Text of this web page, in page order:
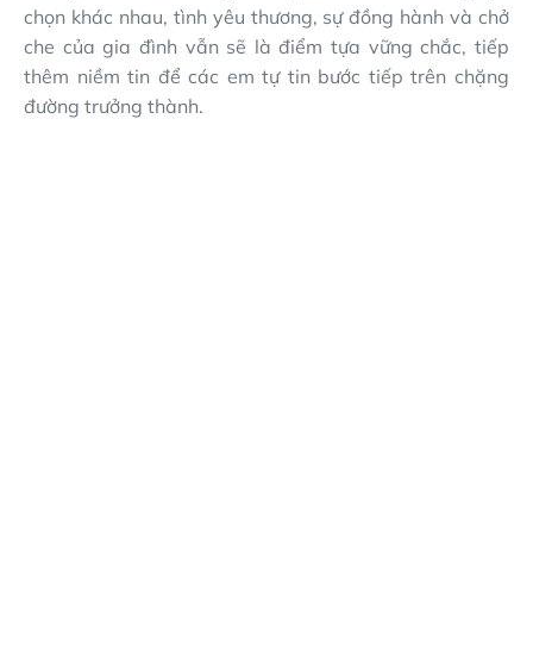
chọn khác nhau, tình yêu thương, sự đồng hành và chở
che của gia đình vẫn sẽ là điểm tựa vững chắc, tiếp
thêm niềm tin để các em tự tin bước tiếp trên chặng
đường trưởng thành.